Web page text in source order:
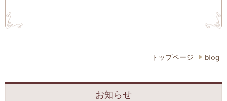
トップページ blog
お知らせ